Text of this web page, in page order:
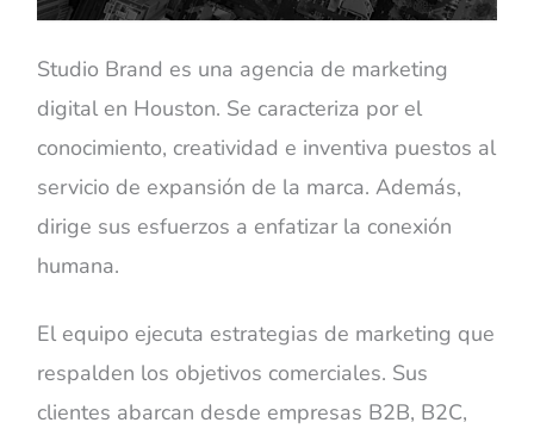
Studio Brand es una agencia de marketing
digital en Houston. Se caracteriza por el
conocimiento, creatividad e inventiva puestos al
servicio de expansión de la marca. Además,
dirige sus esfuerzos a enfatizar la conexión
humana.
El equipo ejecuta estrategias de marketing que
respalden los objetivos comerciales. Sus
clientes abarcan desde empresas B2B, B2C,